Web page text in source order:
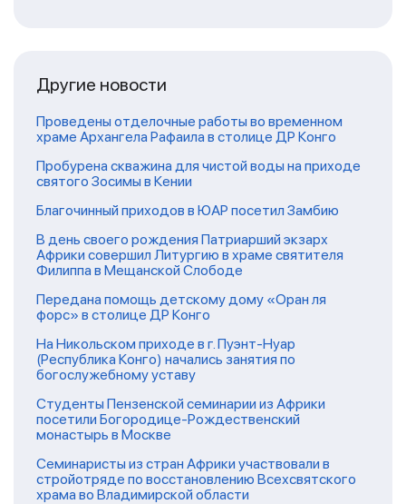
Другие новости
Проведены отделочные работы во временном
храме Архангела Рафаила в столице ДР Конго
Пробурена скважина для чистой воды на приходе
святого Зосимы в Кении
Благочинный приходов в ЮАР посетил Замбию
В день своего рождения Патриарший экзарх
Африки совершил Литургию в храме святителя
Филиппа в Мещанской Слободе
Передана помощь детскому дому «Оран ля
форс» в столице ДР Конго
На Никольском приходе в г. Пуэнт-Нуар
(Республика Конго) начались занятия по
богослужебному уставу
Студенты Пензенской семинарии из Африки
посетили Богородице-Рождественский
монастырь в Москве
Семинаристы из стран Африки участвовали в
стройотряде по восстановлению Всехсвятского
храма во Владимирской области